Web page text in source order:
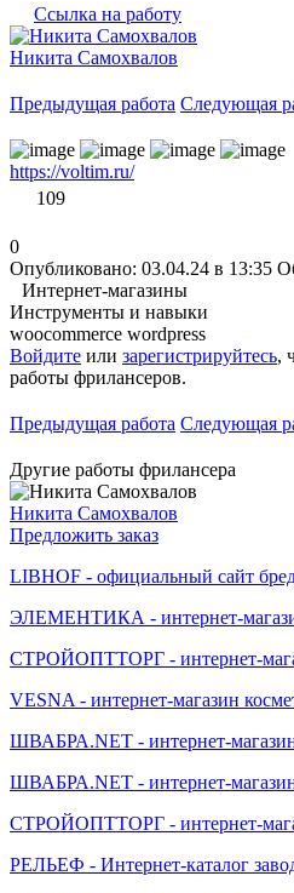
Ссылка на работу
Никита Самохвалов
Предыдущая работа Следующая
https://voltim.ru/
109
0
Опубликовано: 03.04.24 в 13:35
Интернет-магазины
Инструменты и навыки
woocommerce wordpress
Войдите или зарегистрируйтесь,
работы фрилансеров.
Предыдущая работа Следующая
Другие работы фрилансера
Никита Самохвалов
Предложить заказ
LIBHOF - официальный сайт
ЭЛЕМЕНТИКА - интернет-
СТРОЙОПТТОРГ - интернет-
VESNA - интернет-магазин
ШВАБРА.NET - интернет-
ШВАБРА.NET - интернет-
СТРОЙОПТТОРГ - интернет-
РЕЛЬЕФ - Интернет-каталог